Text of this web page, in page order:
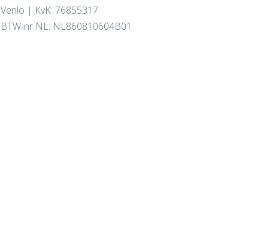
Venlo | KvK: 76855317
BTW-nr NL: NL860810604B01